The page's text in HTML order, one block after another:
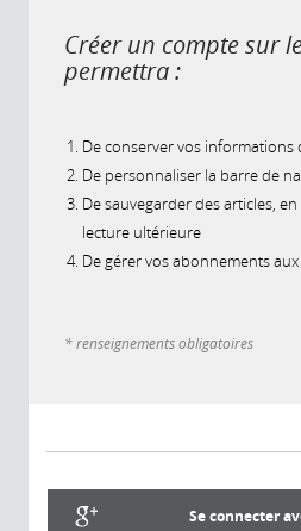
Créer un compte sur
permettra :
De conserver vos informations
De personnaliser la barre de
De sauvegarder des articles,
lecture ultérieure
De gérer vos abonnements
* renseignements obligatoires
Se connecter